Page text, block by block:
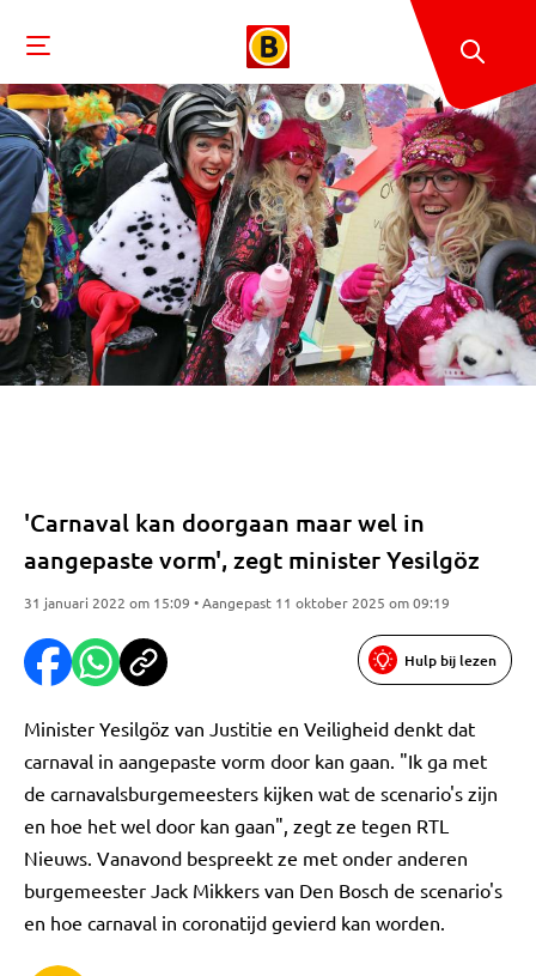
'Carnaval kan doorgaan maar wel in
aangepaste vorm', zegt minister Yesilgöz
31 januari 2022 om 15:09 • Aangepast 11 oktober 2025 om 09:19
Hulp bij lezen
Minister Yesilgöz van Justitie en Veiligheid denkt dat
carnaval in aangepaste vorm door kan gaan. "Ik ga met
de carnavalsburgemeesters kijken wat de scenario's zijn
en hoe het wel door kan gaan", zegt ze tegen RTL
Nieuws. Vanavond bespreekt ze met onder anderen
burgemeester Jack Mikkers van Den Bosch de scenario's
en hoe carnaval in coronatijd gevierd kan worden.